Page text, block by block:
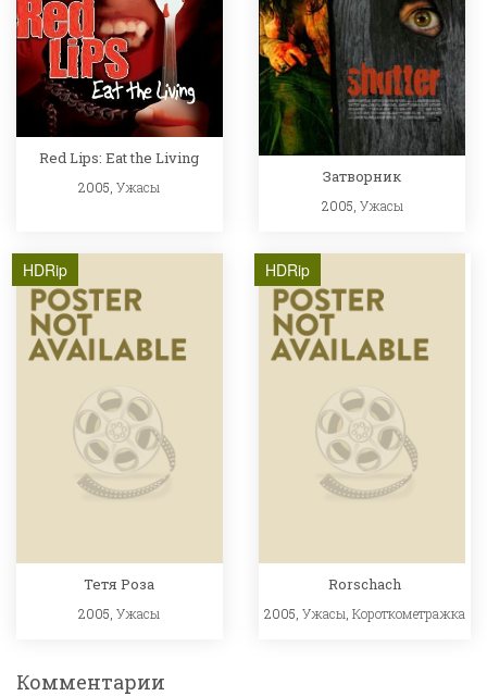
Red Lips: Eat the Living
2005,Ужасы
Затворник
2005, Ужасы
HDRip
Тетя Роза
2005,Ужасы
HDRip
Rorschach
2005,Ужасы ,Короткометражка
Комментарии